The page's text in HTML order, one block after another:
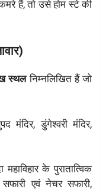
हैं, तो उसे होम स्टे की
स्थलनिम्नलिखित हैं जो
मंदिर, डुंगेश्वरी मंदिर,
के पुरातात्विक
एवं नेचर सफारी,